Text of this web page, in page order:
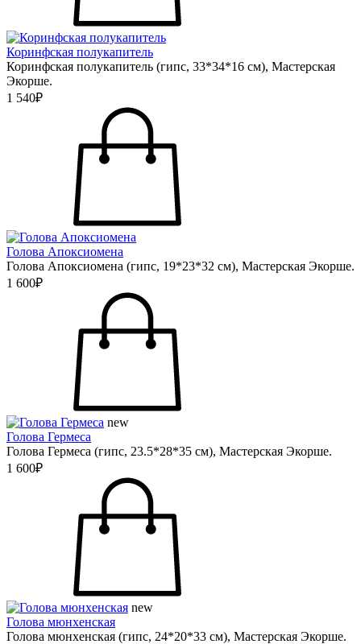
Коринфская полукапитель
Коринфская полукапитель (гипс, 33*34*16 см), Мастерская
Экорше.
1 540₽
Голова Апоксиомена
Голова Апоксиомена (гипс, 19*23*32 см), Мастерская Экорше.
1 600₽
new
Голова Гермеса
Голова Гермеса (гипс, 23.5*28*35 см), Мастерская Экорше.
1 600₽
new
Голова мюнхенская
Голова мюнхенская (гипс, 24*20*33 см), Мастерская Экорше.